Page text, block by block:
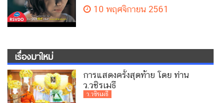
10 พฤศจิกายน 2561
เรื่องมาใหม่
การแสดงครั้งสุดท้าย โดย ท่าน
ว.วชิรเมธี
ว.วชิรเมธี